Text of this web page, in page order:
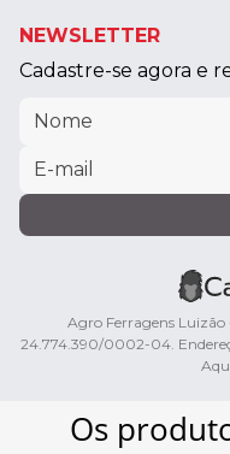
NEWSLETTER
Cadastre-se agora e
Agro Ferragens Luizão
24.774.390/0002-04.